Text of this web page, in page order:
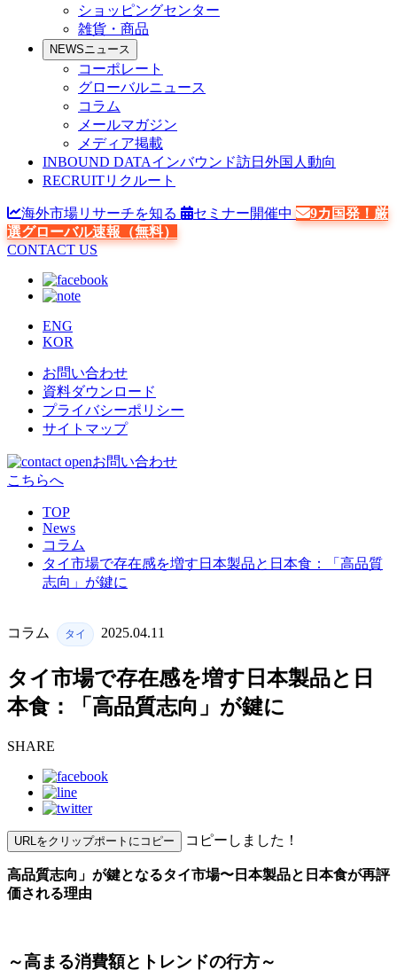
ショッピングセンター
雑貨・商品
NEWSニュース
コーポレート
グローバルニュース
コラム
メールマガジン
メディア掲載
INBOUND DATAインバウンド訪日外国人動向
RECRUITリクルート
海外市場リサーチを知る セミナー開催中
9カ国発！厳
選グローバル速報（無料）
CONTACT US
ENG
KOR
お問い合わせ
資料ダウンロード
プライバシーポリシー
サイトマップ
お問い合わせ
こちらへ
TOP
News
コラム
タイ市場で存在感を増す日本製品と日本食：「高品質
志向」が鍵に
コラム タイ 2025.04.11
タイ市場で存在感を増す日本製品と日
本食：「高品質志向」が鍵に
SHARE
URLをクリップポートにコピー コピーしました！
高品質志向」が鍵となるタイ市場〜日本製品と日本食が再評
価される理由
～高まる消費額とトレンドの行方～